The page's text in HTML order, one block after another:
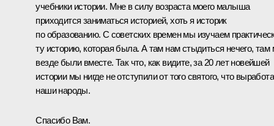
учебники истории. Мне в силу возраста моего малыша
приходится заниматься историей, хоть я историк
по образованию. С советских времен мы изучаем
ту историю, которая была. А там нам стыдиться нечего,
везде были вместе. Так что, как видите, за 20 лет новейшей
истории мы нигде не отступили от того святого, что
наши народы.
Спасибо Вам.